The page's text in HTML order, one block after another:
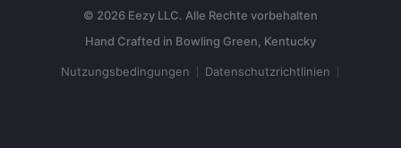
© 2026 Eezy LLC. Alle Rechte vorbehalten
Nutzungsbedingungen Datenschutzrichtlinien